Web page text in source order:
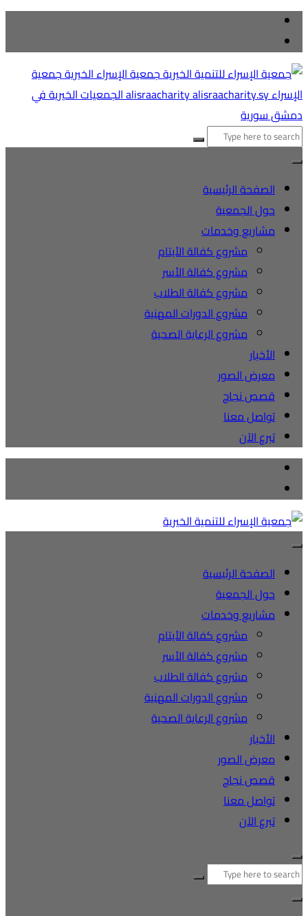
التجاوز
المحتوى
البحث
عن:
الصفحة الرئيسية
حول الجمعية
مشاريع وخدمات
مشروع كفالة الأيتام
مشروع كفالة الأسر
مشروع كفالة الطلاب
مشروع الدورات المهنية
مشروع الرعاية الصحية
الأخبار
معرض الصور
قصص نجاح
تواصل معنا
تبرع الآن
الصفحة الرئيسية
حول الجمعية
مشاريع وخدمات
مشروع كفالة الأيتام
مشروع كفالة الأسر
مشروع كفالة الطلاب
مشروع الدورات المهنية
مشروع الرعاية الصحية
الأخبار
معرض الصور
قصص نجاح
تواصل معنا
تبرع الآن
البحث
عن: